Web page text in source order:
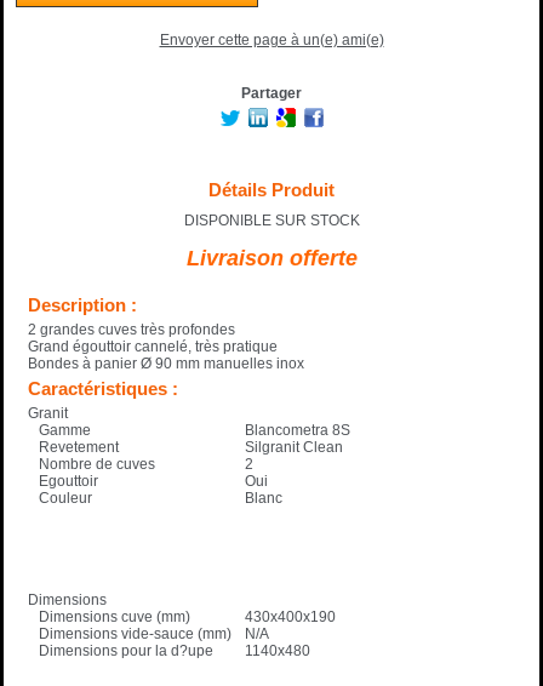
Envoyer cette page à un(e) ami(e)
Partager
Détails Produit
DISPONIBLE SUR STOCK
Livraison offerte
Description :
2 grandes cuves très profondes
Grand égouttoir cannelé, très pratique
Bondes à panier Ø 90 mm manuelles inox
Caractéristiques :
Granit
Gamme
Blancometra 8S
Revetement
Silgranit Clean
Nombre de cuves
2
Egouttoir
Oui
Couleur
Blanc
Dimensions
Dimensions cuve (mm)
430x400x190
Dimensions vide-sauce (mm)
N/A
Dimensions pour la d?upe
1140x480